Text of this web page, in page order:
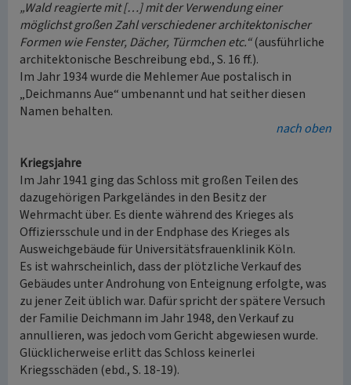
„Wald reagierte mit […] mit der Verwendung einer
möglichst großen Zahl verschiedener architektonischer
Formen wie Fenster, Dächer, Türmchen etc.“(ausführliche
architektonische Beschreibung ebd., S. 16 ff.).
Im Jahr 1934 wurde die Mehlemer Aue postalisch in
„Deichmanns Aue“ umbenannt und hat seither diesen
Namen behalten.
nach oben
Kriegsjahre
Im Jahr 1941 ging das Schloss mit großen Teilen des
dazugehörigen Parkgeländes in den Besitz der
Wehrmacht über. Es diente während des Krieges als
Offiziersschule und in der Endphase des Krieges als
Ausweichgebäude für Universitätsfrauenklinik Köln.
Es ist wahrscheinlich, dass der plötzliche Verkauf des
Gebäudes unter Androhung von Enteignung erfolgte, was
zu jener Zeit üblich war. Dafür spricht der spätere Versuch
der Familie Deichmann im Jahr 1948, den Verkauf zu
annullieren, was jedoch vom Gericht abgewiesen wurde.
Glücklicherweise erlitt das Schloss keinerlei
Kriegsschäden (ebd., S. 18-19).